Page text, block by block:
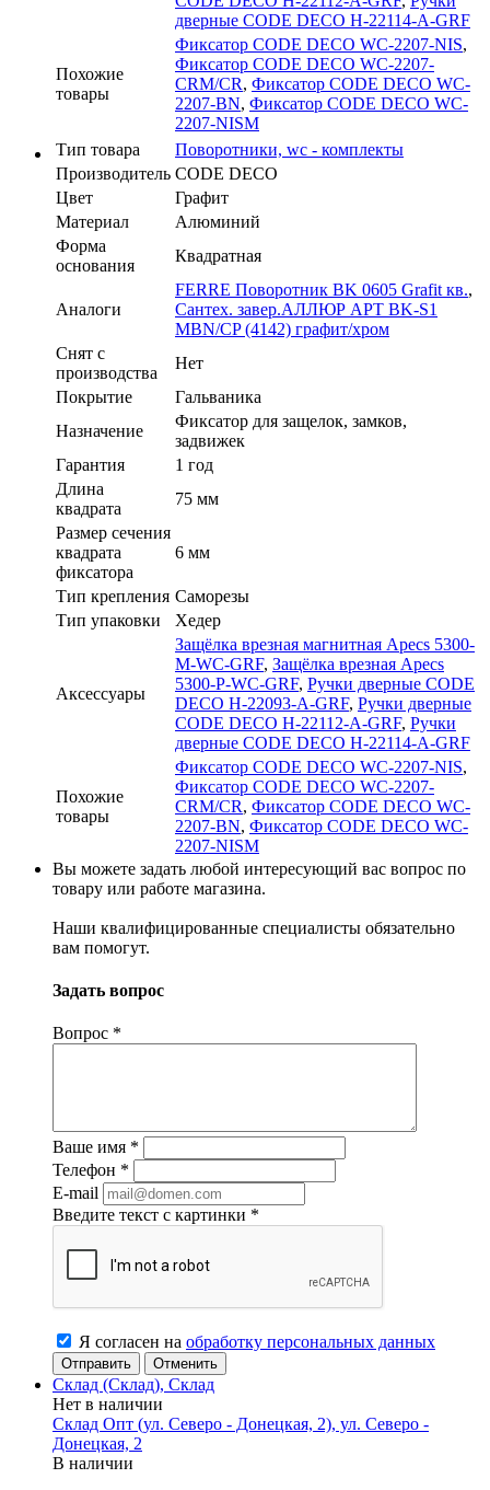
дверные CODE DECO H-22114-A-GRF
Похожие
товары
Фиксатор CODE DECO WC-2207-NIS,
Фиксатор CODE DECO WC-2207-
CRM/CR, Фиксатор CODE DECO WC-
2207-BN, Фиксатор CODE DECO WC-
2207-NISM
Тип товара
Поворотники, wc - комплекты
Производитель CODE DECO
Цвет
Графит
Материал
Алюминий
Форма
основания
Квадратная
Аналоги
FERRE Поворотник BK 0605 Grafit кв.,
Сантех. завер.АЛЛЮР АРТ BK-S1
MBN/CP (4142) графит/хром
Cнят с
производства
Нет
Покрытие
Гальваника
Назначение
Фиксатор для защелок, замков,
задвижек
Гарантия
1 год
Длина
квадрата
75 мм
Размер сечения
квадрата
фиксатора
6 мм
Тип крепления Саморезы
Тип упаковки
Хедер
Аксессуары
Защёлка врезная магнитная Apecs 5300-
M-WC-GRF, Защёлка врезная Apecs
5300-P-WC-GRF, Ручки дверные CODE
DECO H-22093-A-GRF, Ручки дверные
CODE DECO H-22112-A-GRF, Ручки
дверные CODE DECO H-22114-A-GRF
Похожие
товары
Фиксатор CODE DECO WC-2207-NIS,
Фиксатор CODE DECO WC-2207-
CRM/CR, Фиксатор CODE DECO WC-
2207-BN, Фиксатор CODE DECO WC-
2207-NISM
Вы можете задать любой интересующий вас вопрос по
товару или работе магазина.
Наши квалифицированные специалисты обязательно
вам помогут.
Задать вопрос
Вопрос *
Ваше имя *
Телефон *
E-mail
Введите текст с картинки *
Я согласен на обработку персональных данных
Отменить
Склад (Склад), Склад
Нет в наличии
Склад Опт (ул. Северо - Донецкая, 2), ул. Северо -
Донецкая, 2
В наличии